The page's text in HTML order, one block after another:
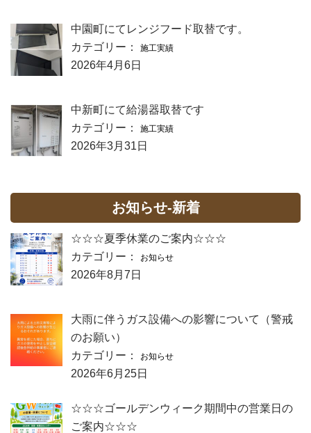
中園町にてレンジフード取替です。
カテゴリー：
施工実績
2026年4月6日
中新町にて給湯器取替です
カテゴリー：
施工実績
2026年3月31日
お知らせ-新着
☆☆☆夏季休業のご案内☆☆☆
カテゴリー：
お知らせ
2026年8月7日
大雨に伴うガス設備への影響について（警戒
のお願い）
カテゴリー：
お知らせ
2026年6月25日
☆☆☆ゴールデンウィーク期間中の営業日の
ご案内☆☆☆